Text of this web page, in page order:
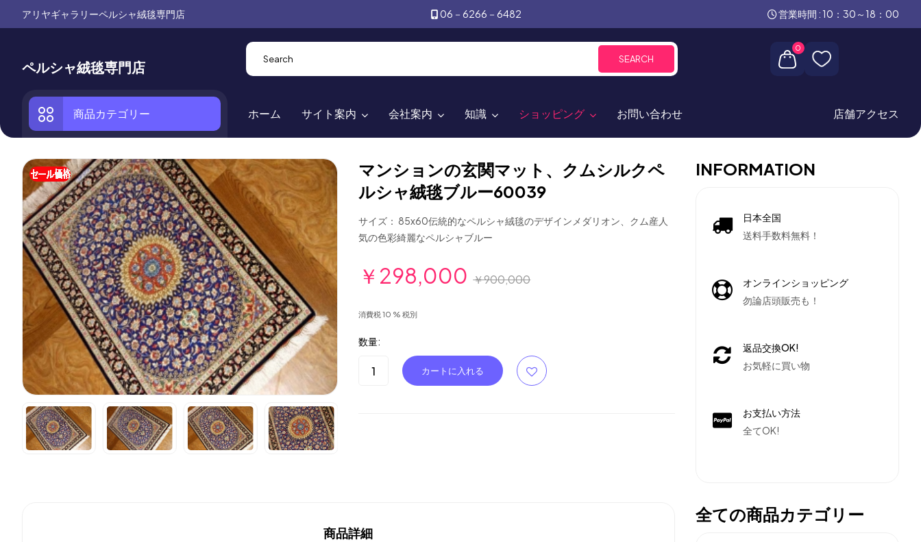
アリヤギャラリーペルシャ絨毯専門店 06－6266－6482 営業時間 : 10：30～18：00
ペルシャ絨毯専門店 SEARCH
0
商品カテゴリー ホーム サイト案内 会社案内 知識 ショッピング お問い合わせ 店舗アクセス
マンションの玄関マット、クムシルクペ
ルシャ絨毯ブルー60039
サイズ： 85x60伝統的なペルシャ絨毯のデザインメダリオン、クム産人
気の色彩綺麗なペルシャブルー
￥298,000 ￥900,000
消費税 10 % 税別
数量:
商品詳細
INFORMATION
日本全国
送料手数料無料！
オンラインショッピング
勿論店頭販売も！
返品交換OK!
お気軽に買い物
お支払い方法
全てOK!
全ての商品カテゴリー